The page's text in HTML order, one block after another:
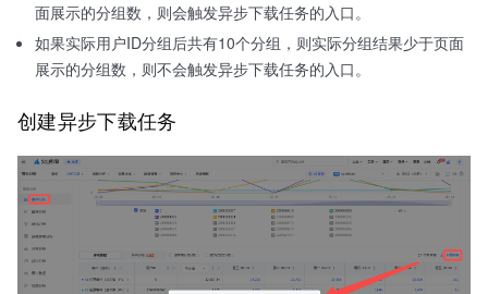
面展示的分组数，则会触发异步下载任务的入口。
如果实际用户ID分组后共有10个分组，则实际分组结果少于页面
展示的分组数，则不会触发异步下载任务的入口。
创建异步下载任务